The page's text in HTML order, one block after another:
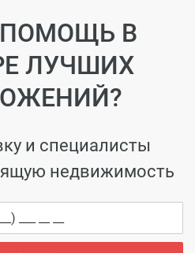
В
ЛУЧШИХ
и специалисты
недвижимость